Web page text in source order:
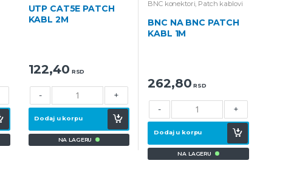
UTP CAT5E PATCH
KABL 2M
122,40 RSD
- +
Dodaj u korpu
NA LAGERU
BNC konektori, Patch kablovi
BNC NA BNC PATCH
KABL 1M
262,80 RSD
- +
Dodaj u korpu
NA LAGERU